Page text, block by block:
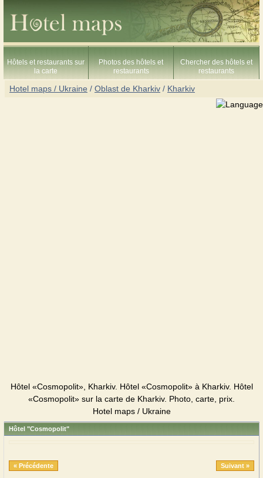
Hôtels et restaurants sur
la carte
Photos des hôtels et
restaurants
Chercher des hôtels et
restaurants
Hotel maps / Ukraine / Oblast de Kharkiv / Kharkiv
Hôtel «Cosmopolit», Kharkiv. Hôtel «Cosmopolit» à Kharkiv. Hôtel
«Cosmopolit» sur la carte de Kharkiv. Photo, carte, prix.
Hotel maps / Ukraine
Hôtel "Cosmopolit"
« Précédente Suivant »